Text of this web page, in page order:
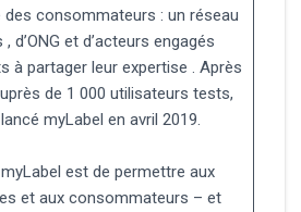
consommateurs : un réseau
d’ONG et d’acteurs engagés
à partager leur expertise . Après
de 1 000 utilisateurs tests,
myLabel en avril 2019.
est de permettre aux
et aux consommateurs – et